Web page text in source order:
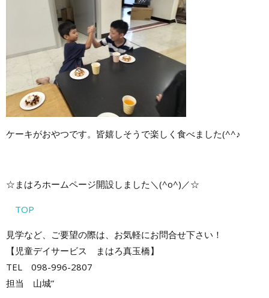
ケーキがおやつです。皆嬉しそうで楽しく食べました(^^♪
☆まはろホームページ開設しました＼(^o^)／☆
TOP
見学など、ご要望の際は、お気軽にお問合せ下さい！
【児童デイサービス まはろ真玉橋】
TEL 098-996-2807
担当 山城”